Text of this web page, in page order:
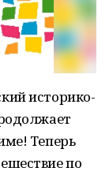
историко-
Теперь
по